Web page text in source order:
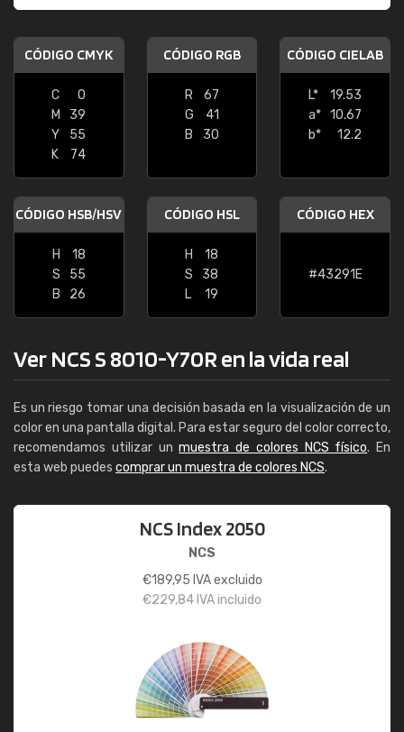
CÓDIGO CMYK
C
0
M
39
Y
55
K
74
CÓDIGO RGB
R
67
G
41
B
30
CÓDIGO CIELAB
L*
19.53
a* 10.67
b*
12.2
CÓDIGO HSB/HSV
H
18
S
55
B
26
CÓDIGO HSL
H
18
S
38
L
19
CÓDIGO HEX
#43291E
Ver NCS S 8010-Y70R en la vida real
Es un riesgo tomar una decisión basada en la visualización de un
color en una pantalla digital. Para estar seguro del color correcto,
recomendamos utilizar unmuestra de colores NCS físico. En
esta web puedes comprar un muestra de colores NCS.
NCS Index 2050
NCS
€189,95 IVA excluido
€229,84 IVA incluido